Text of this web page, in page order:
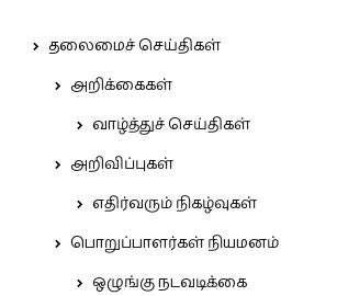
தலைமைச் செய்திகள்
அறிக்கைகள்
வாழ்த்துச் செய்திகள்
அறிவிப்புகள்
எதிர்வரும் நிகழ்வுகள்
பொறுப்பாளர்கள் நியமனம்
ஒழுங்கு நடவடிக்கை